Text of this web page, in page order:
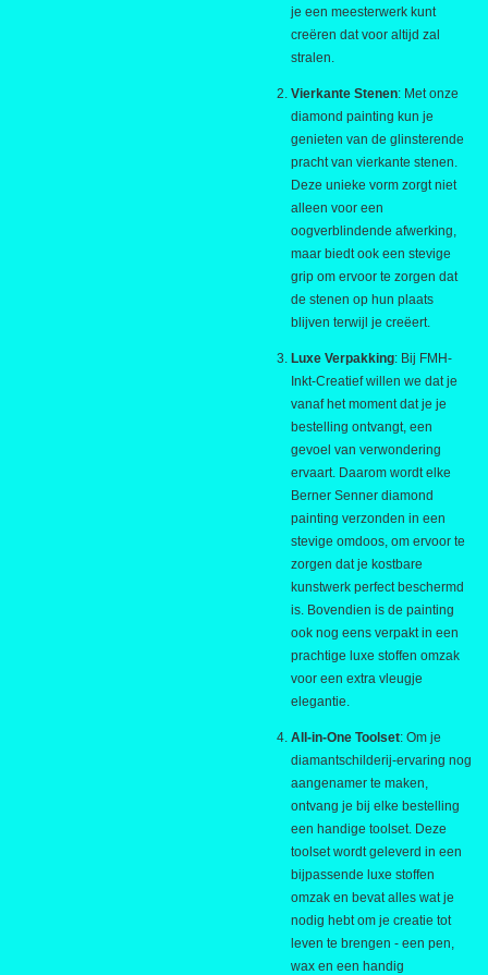
je een meesterwerk kunt
creëren dat voor altijd zal
stralen.
Vierkante Stenen: Met onze
diamond painting kun je
genieten van de glinsterende
pracht van vierkante stenen.
Deze unieke vorm zorgt niet
alleen voor een
oogverblindende afwerking,
maar biedt ook een stevige
grip om ervoor te zorgen dat
de stenen op hun plaats
blijven terwijl je creëert.
Luxe Verpakking: Bij FMH-
Inkt-Creatief willen we dat je
vanaf het moment dat je je
bestelling ontvangt, een
gevoel van verwondering
ervaart. Daarom wordt elke
Berner Senner diamond
painting verzonden in een
stevige omdoos, om ervoor te
zorgen dat je kostbare
kunstwerk perfect beschermd
is. Bovendien is de painting
ook nog eens verpakt in een
prachtige luxe stoffen omzak
voor een extra vleugje
elegantie.
All-in-One Toolset: Om je
diamantschilderij-ervaring nog
aangenamer te maken,
ontvang je bij elke bestelling
een handige toolset. Deze
toolset wordt geleverd in een
bijpassende luxe stoffen
omzak en bevat alles wat je
nodig hebt om je creatie tot
leven te brengen - een pen,
wax en een handig